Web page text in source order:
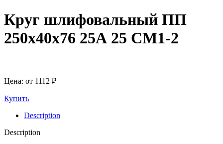
Круг шлифовальный ПП
250х40х76 25А 25 СМ1-2
Цена: от 1112 ₽
Купить
Description
Description